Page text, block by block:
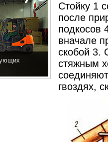
Стойку 1
после
подкосов
вначале
скобой 3.
стяжным
гвоздях,